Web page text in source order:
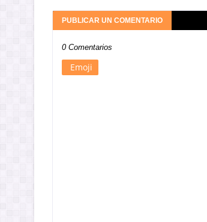
PUBLICAR UN COMENTARIO
0 Comentarios
Emoji